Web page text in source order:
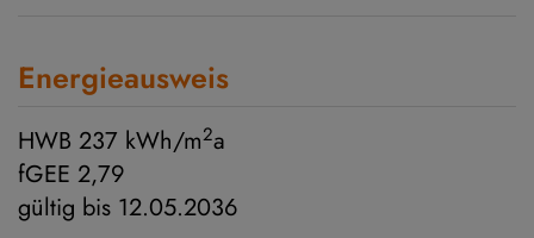
Energieausweis
HWB 237 kWh/m2a
fGEE 2,79
gültig bis 12.05.2036